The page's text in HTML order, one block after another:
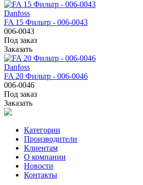
Danfoss
FA 15 Фильтр - 006-0043
006-0043
Под заказ
Заказать
Danfoss
FA 20 Фильтр - 006-0046
006-0046
Под заказ
Заказать
Категории
Производители
Клиентам
О компании
Новости
Контакты